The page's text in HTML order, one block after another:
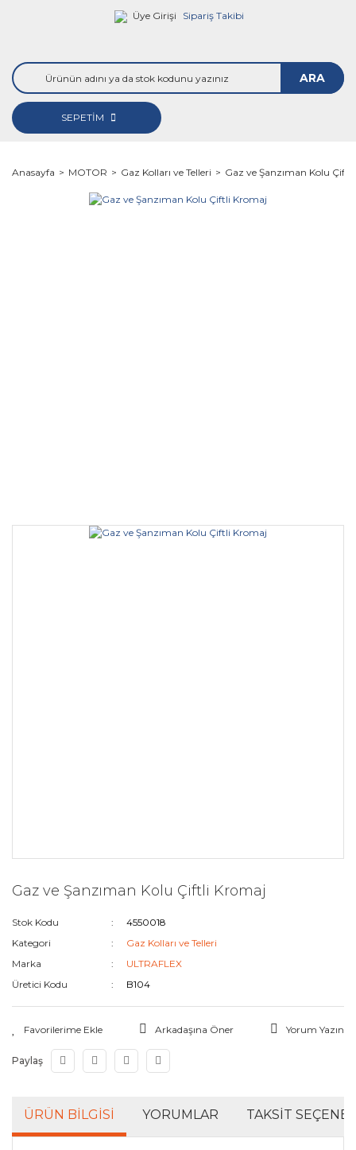
Üye Girişi Sipariş Takibi
ARA
SEPETİM
Anasayfa MOTOR Gaz Kolları ve Telleri Gaz ve Şanzıman Kolu
Gaz ve Şanzıman Kolu Çiftli Kromaj
Stok Kodu
4550018
Kategori
Gaz Kolları ve Telleri
Marka
ULTRAFLEX
Üretici Kodu
B104
Arkadaşına Öner Yorum Yazın
Paylaş
ÜRÜN BILGISI YORUMLAR TAKSIT